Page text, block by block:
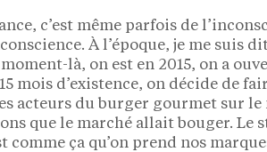
c’est même parfois de
À l’époque, je me suis
moment-là, on est en 2015, on a
mois d’existence, on décide de
acteurs du burger gourmet sur le
que le marché allait bouger. Le
comme ça qu’on prend nos